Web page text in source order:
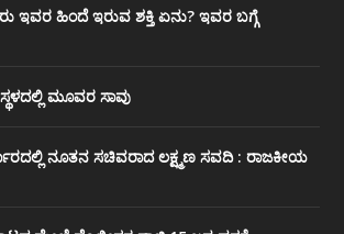
ಇವರ ಹಿಂದೆ ಇರುವ ಶಕ್ತಿ ಏನು? ಇವರ ಬಗ್ಗೆ
ಮೂವರ ಸಾವು
ನೂತನ ಸಚಿವರಾದ ಲಕ್ಷ್ಮಣ ಸವದಿ : ರಾಜಕೀಯ